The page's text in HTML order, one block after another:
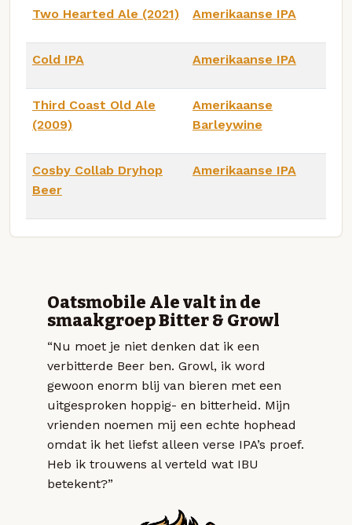
Two Hearted Ale (2021) Amerikaanse IPA
Cold IPA Amerikaanse IPA
Third Coast Old Ale
(2009)
Amerikaanse
Barleywine
Cosby Collab Dryhop
Beer
Amerikaanse IPA
Oatsmobile Ale valt in de
smaakgroep Bitter & Growl
“Nu moet je niet denken dat ik een
verbitterde Beer ben. Growl, ik word
gewoon enorm blij van bieren met een
uitgesproken hoppig- en bitterheid. Mijn
vrienden noemen mij een echte hophead
omdat ik het liefst alleen verse IPA’s proef.
Heb ik trouwens al verteld wat IBU
betekent?”